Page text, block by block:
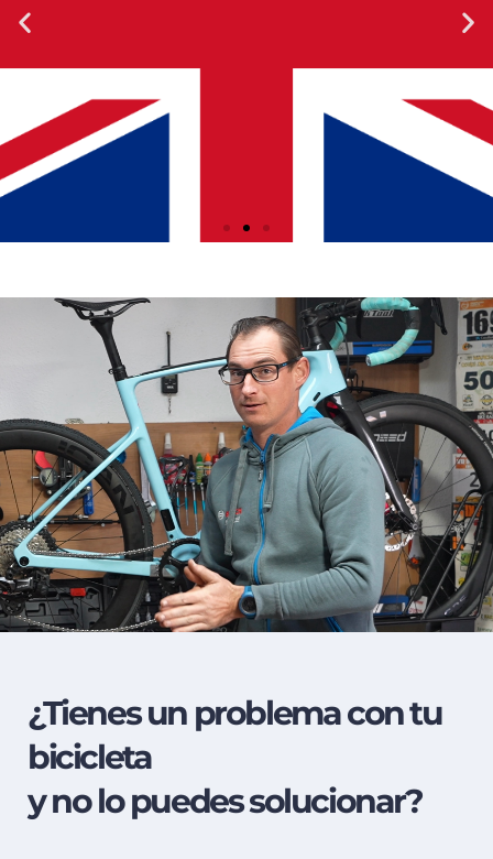
LANGUAGE
CONTACT US TODAY
(Whatsapp)
image background
¿Tienes un problema con tu
bicicleta
y no lo puedes solucionar?